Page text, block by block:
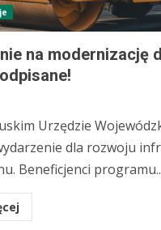
na modernizację
Urzędzie
dla rozwoju
Beneficjenci